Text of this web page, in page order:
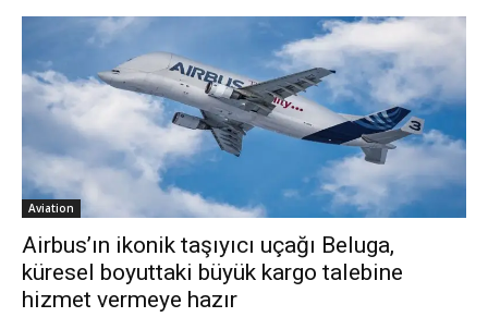
Aviation
Airbus’ın ikonik taşıyıcı uçağı Beluga,
küresel boyuttaki büyük kargo talebine
hizmet vermeye hazır